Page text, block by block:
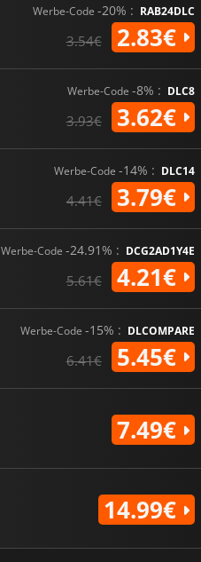
Werbe-Code -20% : RAB24DLC
3.54€ 2.83€
Werbe-Code -8% : DLC8
3.93€ 3.62€
Werbe-Code -14% : DLC14
4.41€ 3.79€
Werbe-Code -24.91% : DCG2AD1Y4E
5.61€ 4.21€
Werbe-Code -15% : DLCOMPARE
6.41€ 5.45€
7.49€
14.99€